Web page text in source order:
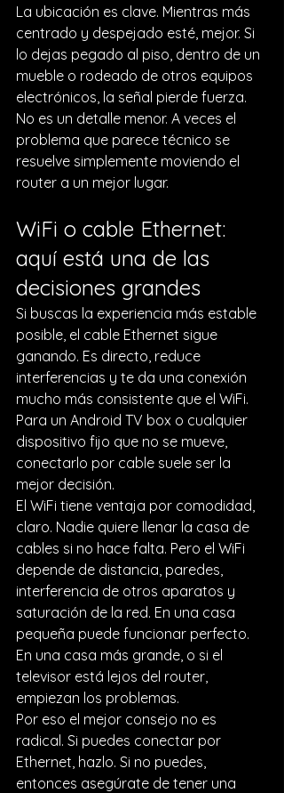
La ubicación es clave. Mientras más
centrado y despejado esté, mejor. Si
lo dejas pegado al piso, dentro de un
mueble o rodeado de otros equipos
electrónicos, la señal pierde fuerza.
No es un detalle menor. A veces el
problema que parece técnico se
resuelve simplemente moviendo el
router a un mejor lugar.
WiFi o cable Ethernet:
aquí está una de las
decisiones grandes
Si buscas la experiencia más estable
posible, el cable Ethernet sigue
ganando. Es directo, reduce
interferencias y te da una conexión
mucho más consistente que el WiFi.
Para un Android TV box o cualquier
dispositivo fijo que no se mueve,
conectarlo por cable suele ser la
mejor decisión.
El WiFi tiene ventaja por comodidad,
claro. Nadie quiere llenar la casa de
cables si no hace falta. Pero el WiFi
depende de distancia, paredes,
interferencia de otros aparatos y
saturación de la red. En una casa
pequeña puede funcionar perfecto.
En una casa más grande, o si el
televisor está lejos del router,
empiezan los problemas.
Por eso el mejor consejo no es
radical. Si puedes conectar por
Ethernet, hazlo. Si no puedes,
entonces asegúrate de tener una